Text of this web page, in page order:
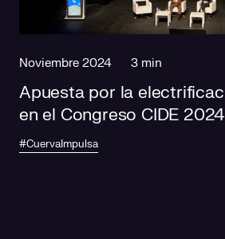
Noviembre 2024 3 min
Apuesta por la
en el Congreso CIDE 2024
#CuervaImpulsa